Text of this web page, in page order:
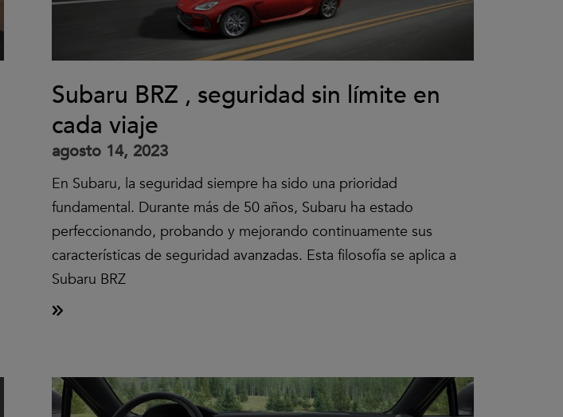
Subaru BRZ , seguridad sin límite en
cada viaje
agosto 14, 2023
En Subaru, la seguridad siempre ha sido una prioridad
fundamental. Durante más de 50 años, Subaru ha estado
perfeccionando, probando y mejorando continuamente sus
características de seguridad avanzadas. Esta filosofía se aplica a
Subaru BRZ